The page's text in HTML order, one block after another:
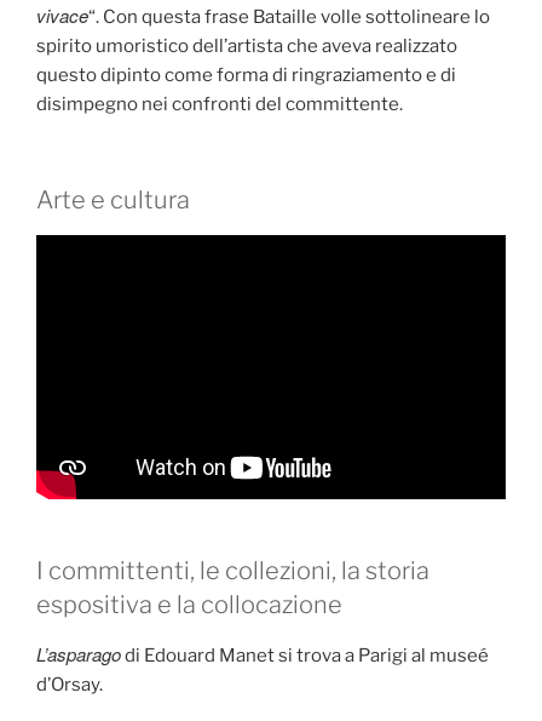
vivace“. Con questa frase Bataille volle sottolineare lo
spirito umoristico dell’artista che aveva realizzato
questo dipinto come forma di ringraziamento e di
disimpegno nei confronti del committente.
Arte e cultura
I committenti, le collezioni, la storia
espositiva e la collocazione
L’asparagodi Edouard Manet si trova a Parigi al museé
d’Orsay.